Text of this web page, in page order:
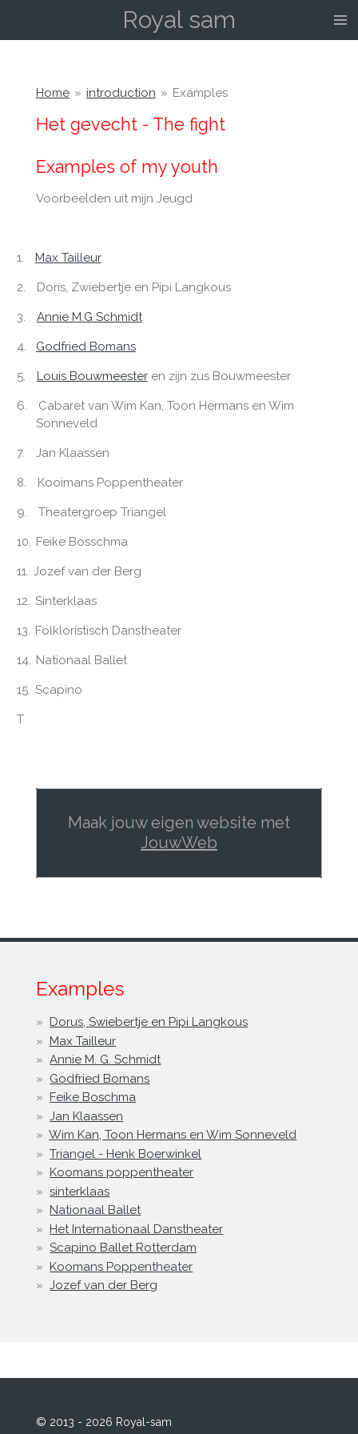
hoofdinhoud
Royal sam
Home » introduction » Examples
Het gevecht - The fight
Examples of my youth
Voorbeelden uit mijn Jeugd
1. Max Tailleur
2. Doris, Zwiebertje en Pipi Langkous
3. Annie M.G Schmidt
4. Godfried Bomans
5. Louis Bouwmeesteren zijn zus Bouwmeester
6.
Cabaret van Wim Kan, Toon Hermans en Wim
Sonneveld
7. Jan Klaassen
8. Kooimans Poppentheater
9. Theatergroep Triangel
10. Feike Bosschma
11. Jozef van der Berg
12. Sinterklaas
13. Folkloristisch Danstheater
14. Nationaal Ballet
15. Scapino
T
Maak jouw eigen website met
JouwWeb
Examples
Dorus, Swiebertje en Pipi Langkous
Max Tailleur
Annie M. G. Schmidt
Godfried Bomans
Feike Boschma
Jan Klaassen
Wim Kan, Toon Hermans en Wim Sonneveld
Triangel - Henk Boerwinkel
Koomans poppentheater
sinterklaas
Nationaal Ballet
Het Internationaal Danstheater
Scapino Ballet Rotterdam
Koomans Poppentheater
Jozef van der Berg
© 2013 - 2026 Royal-sam